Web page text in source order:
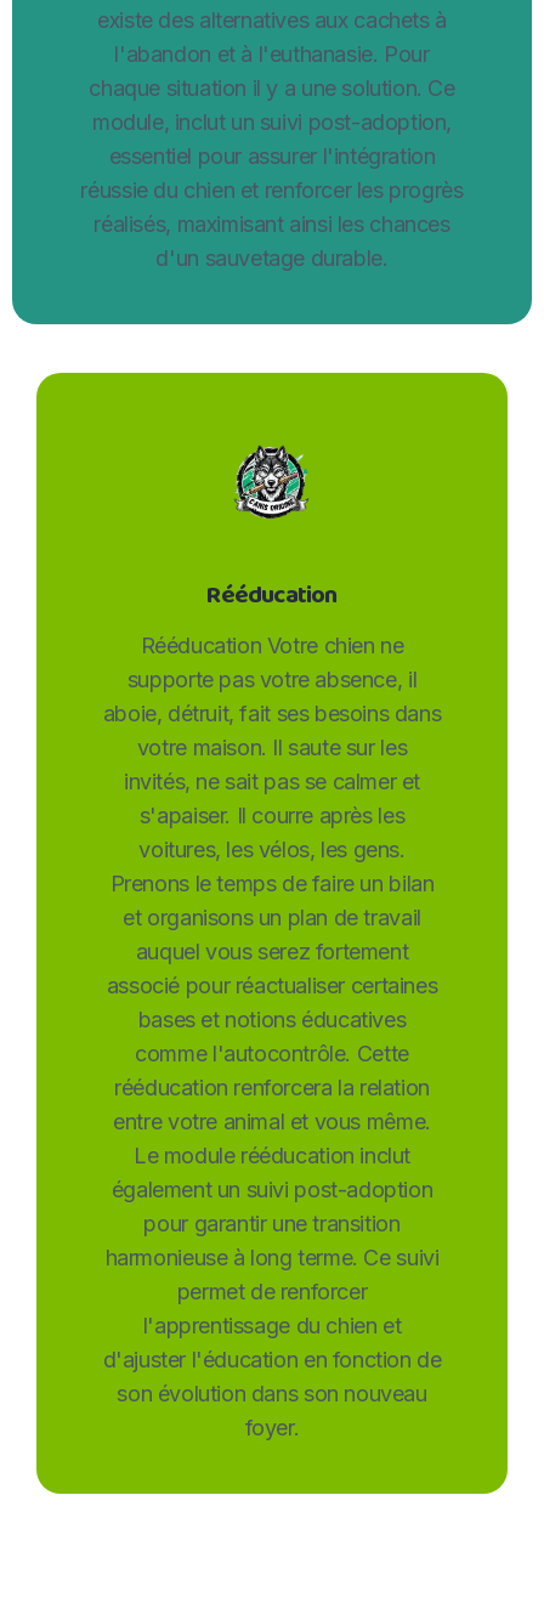
existe des alternatives aux cachets à
l'abandon et à l'euthanasie. Pour
chaque situation il y a une solution. Ce
module, inclut un suivi post-adoption,
essentiel pour assurer l'intégration
réussie du chien et renforcer les progrès
réalisés, maximisant ainsi les chances
d'un sauvetage durable.
Rééducation
Rééducation Votre chien ne
supporte pas votre absence, il
aboie, détruit, fait ses besoins dans
votre maison. Il saute sur les
invités, ne sait pas se calmer et
s'apaiser. Il courre après les
voitures, les vélos, les gens.
Prenons le temps de faire un bilan
et organisons un plan de travail
auquel vous serez fortement
associé pour réactualiser certaines
bases et notions éducatives
comme l'autocontrôle. Cette
rééducation renforcera la relation
entre votre animal et vous même.
Le module rééducation inclut
également un suivi post-adoption
pour garantir une transition
harmonieuse à long terme. Ce suivi
permet de renforcer
l'apprentissage du chien et
d'ajuster l'éducation en fonction de
son évolution dans son nouveau
foyer.